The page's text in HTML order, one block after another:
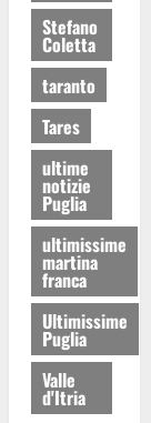
Stefano
Coletta
taranto
Tares
ultime
notizie
Puglia
ultimissime
martina
franca
Ultimissime
Puglia
Valle
d'Itria